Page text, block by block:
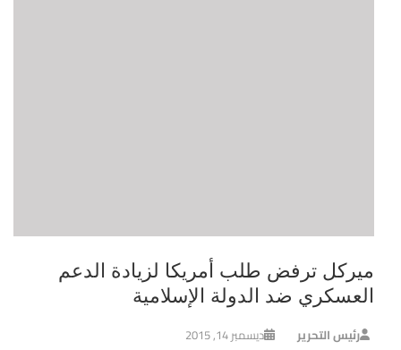
ميركل ترفض طلب أمريكا لزيادة الدعم
العسكري ضد الدولة الإسلامية
رئيس التحرير ديسمبر 14, 2015